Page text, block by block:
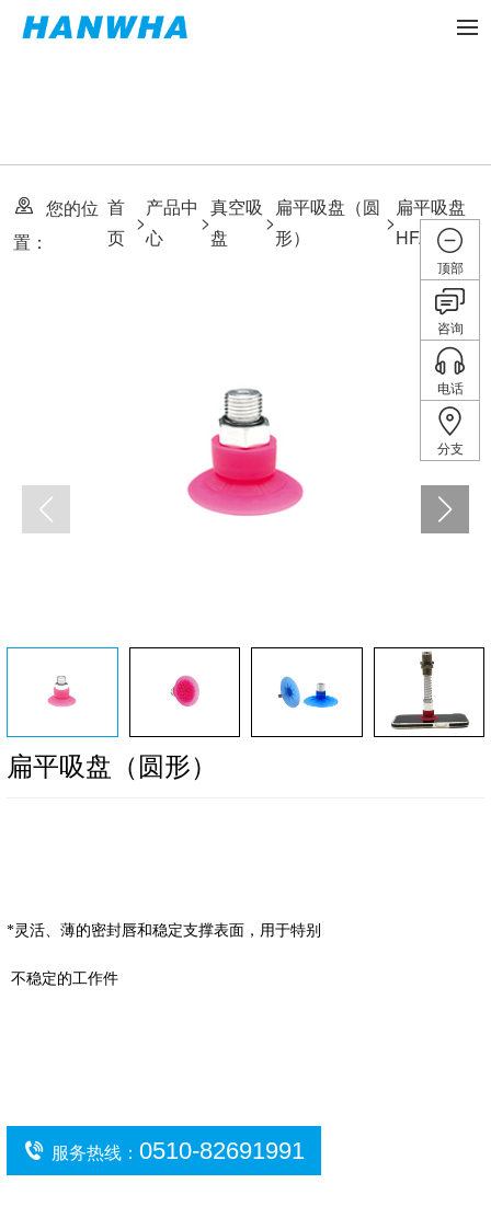
您的位
置：
首
页
>
产品中
心
>
真空吸
盘
>
扁平吸盘（圆
形）
>
扁平吸盘
HFA
扁平吸盘（圆形）
*灵活、薄的密封唇和稳定支撑表面， 用于特别
不稳定的工作件
服务热线： 0510-82691991
顶部
咨询
电话
分支